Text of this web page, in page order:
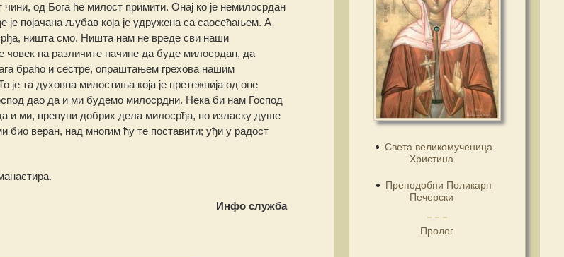
од Бога ће милост примити. Онај ко је немилосрдан
појачана љубав која је удружена са саосећањем. А
ништа смо. Ништа нам не вреде сви наши
на различите начине да буде милосрдан, да
браћо и сестре, опраштањем грехова нашим
та духовна милостиња која је претежнија од оне
дао да и ми будемо милосрдни. Нека би нам Господ
и ми, препуни добрих дела милосрђа, по изласку душе
био веран, над многим ћу те поставити; уђи у радост
Инфо служба
Света великомученица
Христина
Преподобни Поликарп
Печерски
Пролог